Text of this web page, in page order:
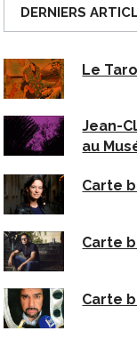
DERNIERS
Le
Jean-
au
Carte
Carte
Carte